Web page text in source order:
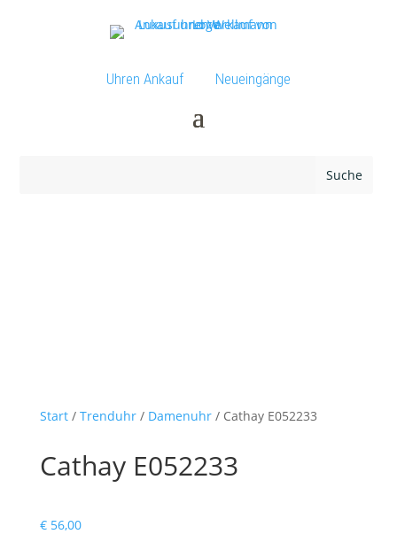
Uhren Ankauf Neueingänge
Start/ Trenduhr/ Damenuhr/ Cathay E052233
Cathay E052233
€56,00